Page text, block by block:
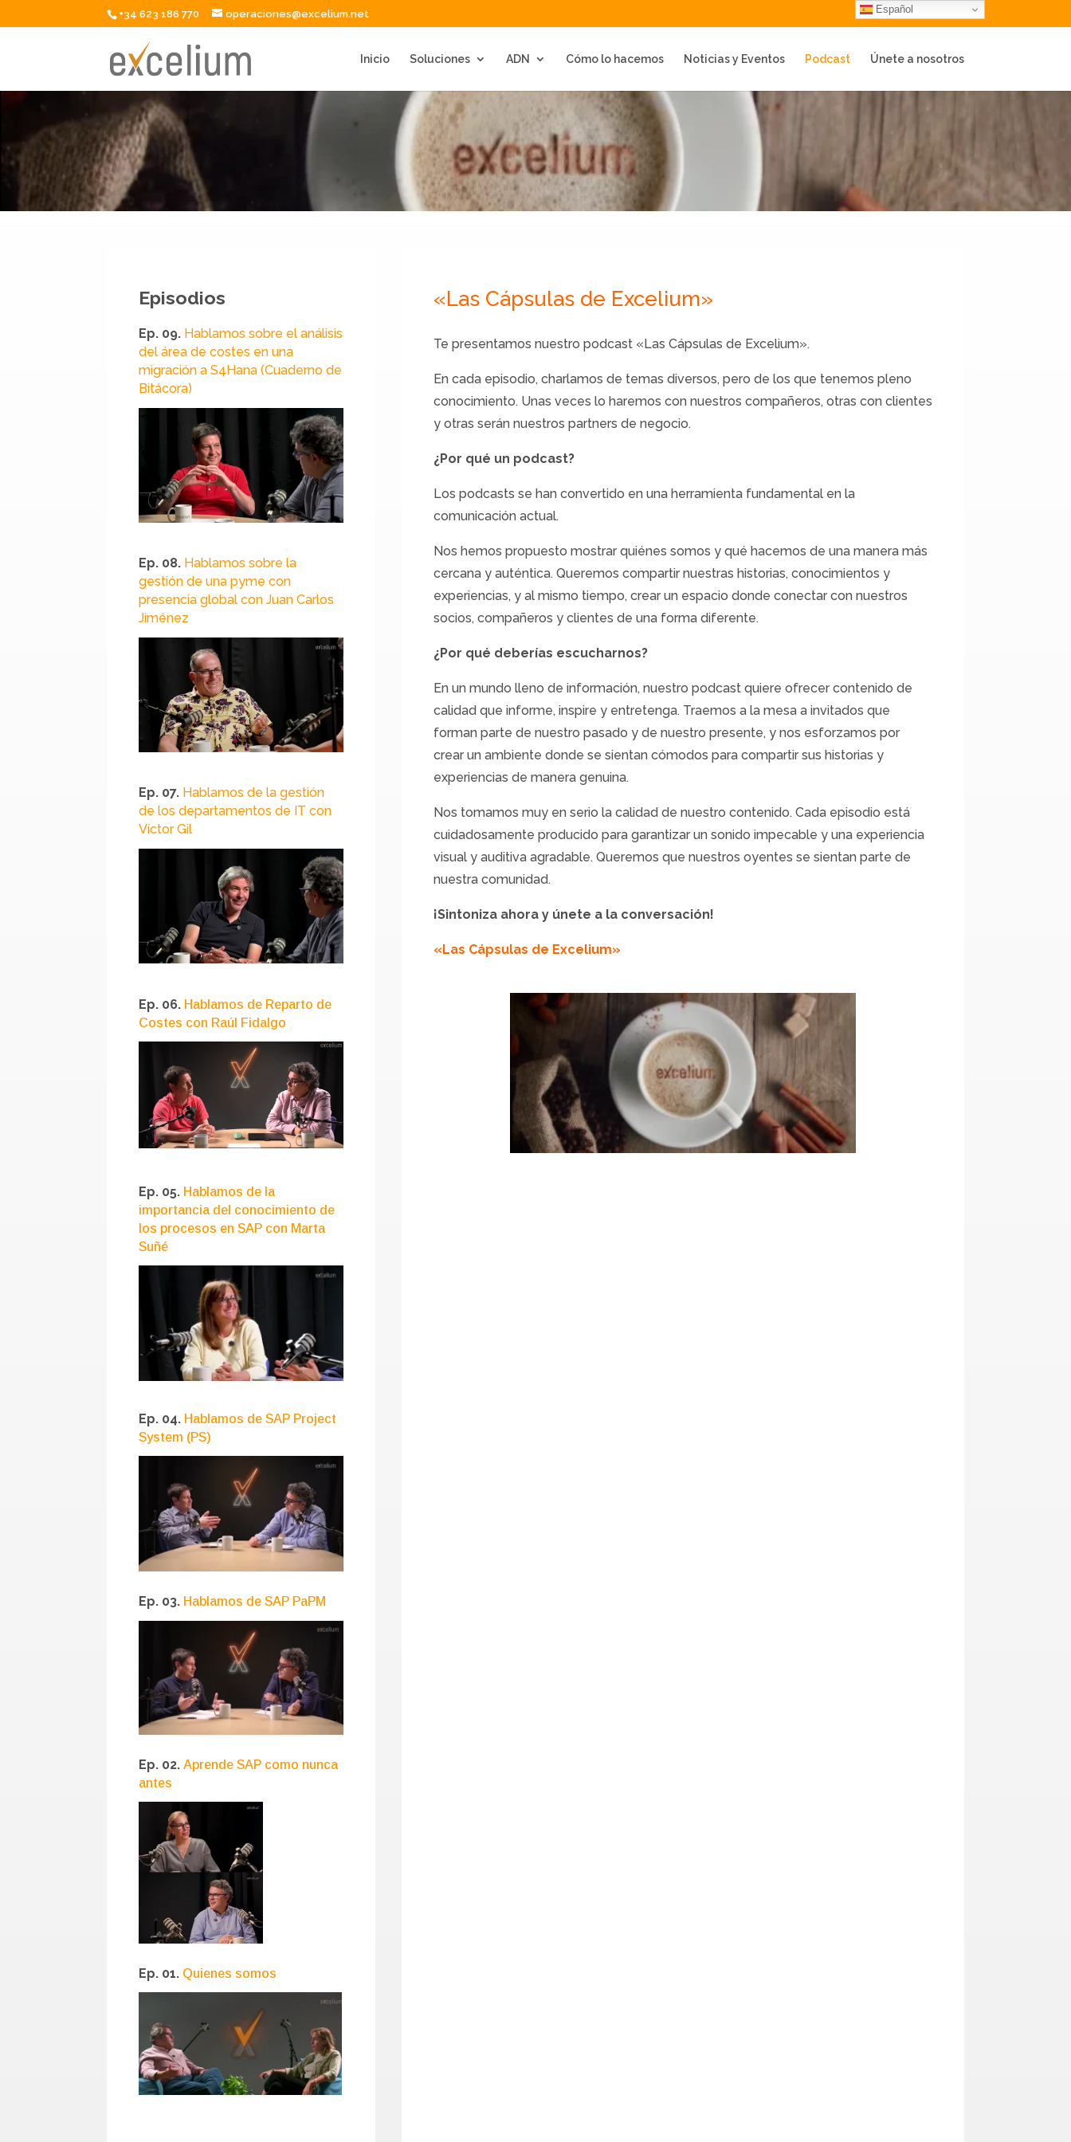
+34 623 186 770 operaciones@excelium.net
Inicio Soluciones ADN Cómo lo hacemos Noticias y Eventos Podcast Únete a nosotros
Episodios
Ep. 09. Hablamos sobre el análisis
del área de costes en una
migración a S4Hana (Cuaderno de
Bitácora)
Ep. 08. Hablamos sobre la
gestión de una pyme con
presencia global con Juan Carlos
Jiménez
Ep. 07. Hablamos de la gestión
de los departamentos de IT con
Víctor Gil
Ep. 06. Hablamos de Reparto de
Costes con Raúl Fidalgo
Ep. 05. Hablamos de la
importancia del conocimiento de
los procesos en SAP con Marta
Suñé
Ep. 04. Hablamos de SAP Project
System (PS)
Ep. 03. Hablamos de SAP PaPM
Ep. 02.Aprende SAP como nunca
antes
Ep. 01. Quienes somos
«Las Cápsulas de Excelium»
Te presentamos nuestro podcast «Las Cápsulas de Excelium».
En cada episodio, charlamos de temas diversos, pero de los que tenemos pleno
conocimiento. Unas veces lo haremos con nuestros compañeros, otras con clientes
y otras serán nuestros partners de negocio.
¿Por qué un podcast?
Los podcasts se han convertido en una herramienta fundamental en la
comunicación actual.
Nos hemos propuesto mostrar quiénes somos y qué hacemos de una manera más
cercana y auténtica. Queremos compartir nuestras historias, conocimientos y
experiencias, y al mismo tiempo, crear un espacio donde conectar con nuestros
socios, compañeros y clientes de una forma diferente.
¿Por qué deberías escucharnos?
En un mundo lleno de información, nuestro podcast quiere ofrecer contenido de
calidad que informe, inspire y entretenga. Traemos a la mesa a invitados que
forman parte de nuestro pasado y de nuestro presente, y nos esforzamos por
crear un ambiente donde se sientan cómodos para compartir sus historias y
experiencias de manera genuina.
Nos tomamos muy en serio la calidad de nuestro contenido. Cada episodio está
cuidadosamente producido para garantizar un sonido impecable y una experiencia
visual y auditiva agradable. Queremos que nuestros oyentes se sientan parte de
nuestra comunidad.
¡Sintoniza ahora y únete a la conversación!
«Las Cápsulas de Excelium»
Español